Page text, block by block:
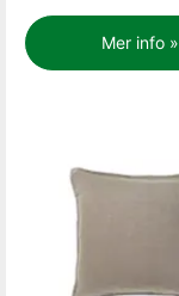
Mer info »